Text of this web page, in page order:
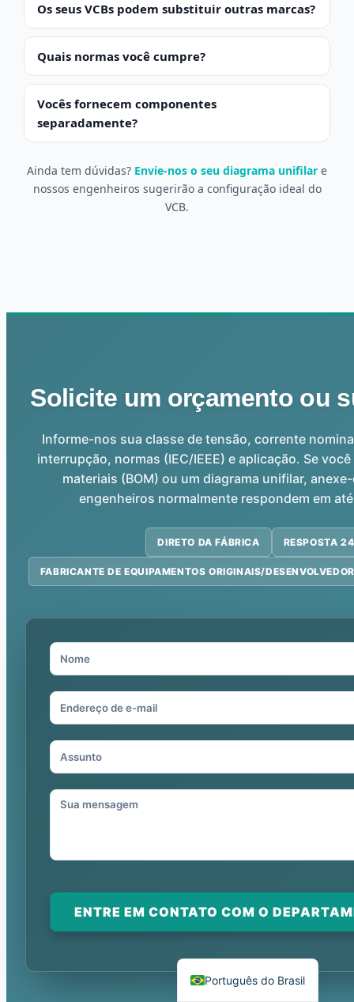
Os seus VCBs podem substituir outras marcas?
Quais normas você cumpre?
Vocês fornecem componentes
separadamente?
Ainda tem dúvidas? Envie-nos o seu diagrama unifilar e
nossos engenheiros sugerirão a configuração ideal do
VCB.
Solicite um orçamento ou
Informe-nos sua classe de tensão, corrente
interrupção, normas (IEC/IEEE) e aplicação. Se
materiais (BOM) ou um diagrama unifilar,
engenheiros normalmente respondem em
DIRETO DA FÁBRICA RESPOSTA
FABRICANTE DE EQUIPAMENTOS ORIGINAIS/
ENTRE EM CONTATO COM O
Português do Brasil
العربية
Español